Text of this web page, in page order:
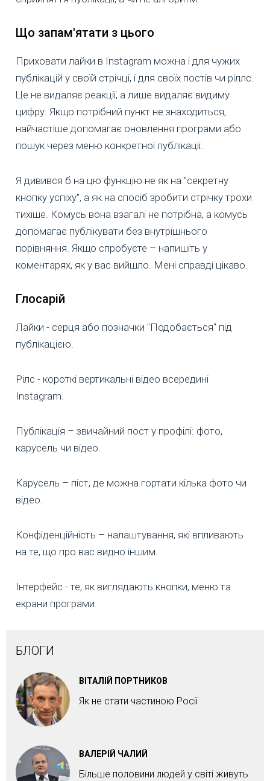
Що запам'ятати з цього
Приховати лайки в Instagram можна і для чужих
публікацій у своїй стрічці, і для своїх постів чи ріллс.
Це не видаляє реакції, а лише видаляє видиму
цифру. Якщо потрібний пункт не знаходиться,
найчастіше допомагає оновлення програми або
пошук через меню конкретної публікації.
Я дивився б на цю функцію не як на "секретну
кнопку успіху", а як на спосіб зробити стрічку трохи
тихіше. Комусь вона взагалі не потрібна, а комусь
допомагає публікувати без внутрішнього
порівняння. Якщо спробуєте – напишіть у
коментарях, як у вас вийшло. Мені справді цікаво.
Глосарій
Лайки - серця або позначки "Подобається" під
публікацією.
Рілс - короткі вертикальні відео всередині
Instagram.
Публікація – звичайний пост у профілі: фото,
карусель чи відео.
Карусель – піст, де можна гортати кілька фото чи
відео.
Конфіденційність – налаштування, які впливають
на те, що про вас видно іншим.
Інтерфейс - те, як виглядають кнопки, меню та
екрани програми.
БЛОГИ
ВІТАЛІЙ ПОРТНИКОВ
Як не стати частиною Росії
ВАЛЕРІЙ ЧАЛИЙ
Більше половини людей у світі живуть